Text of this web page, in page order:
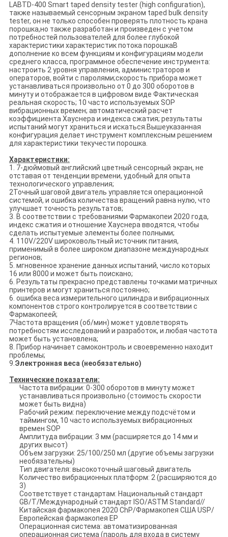
LABTD-400 Smart taped density tester (high configuration),
также называемый сенсорным экраном taped bulk density
tester, он не только способен проверять плотность крана
порошка,но также разработан и произведен с учетом
потребностей пользователей для более глубокой
характеристики характеристик потока порошкаВ
дополнение ко всем функциям и конфигурациям модели
среднего класса, программное обеспечение инструмента:
настроить 2 уровня управления, администраторов и
операторов, войти с паролями;скорость прибора может
устанавливаться произвольно от 0 до 300 оборотов в
минуту и отображается в цифровом виде Фактическая
реальная скорость; 10 часто используемых SOP
вибрационных времен; автоматический расчет
коэффициента Хауснера и индекса сжатия; результаты
испытаний могут храниться и искаться.Вышеуказанная
конфигурация делает инструмент комплексным решением
для характеристики текучести порошка.
Характеристики:
1. 7-дюймовый английский цветный сенсорный экран, не
отставая от тенденции времени, удобный для опыта
технологического управления;
2Точный шаговой двигатель управляется операционной
системой, и ошибка количества вращений равна нулю, что
улучшает точность результатов;
3. В соответствии с требованиями Фармакопеи 2020 года,
индекс сжатия и отношение Хауснера вводятся, чтобы
сделать испытуемые элементы более полными;
4. 110V/220V широковольтный источник питания,
применимый в более широком диапазоне международных
регионов;
5. мгновенное хранение данных испытаний, число которых
16 или 8000 и может быть поискано;
6. Результаты прекрасно представлены точками матричных
принтеров и могут храниться постоянно;
6. ошибка веса измерительного цилиндра и вибрационных
компонентов строго контролируется в соответствии с
Фармакопеей;
7Частота вращения (об/мин) может удовлетворять
потребностям исследований и разработок, и любая частота
может быть установлена;
8. Прибор начинает самоконтроль и своевременно находит
проблемы;
9.Электронная веса (необязательно)
Технические показатели:
Частота вибрации: 0-300 оборотов в минуту может
устанавливаться произвольно (стоимость скорости
может быть видна)
Рабочий режим: переключение между подсчётом и
таймингом, 10 часто используемых вибрационных
времен SOP
Амплитуда вибрации: 3 мм (расширяется до 14 мм и
других высот)
Объем загрузки: 25/100/250 мл (другие объемы загрузки
необязательны)
Тип двигателя: высокоточный шаговый двигатель
Количество вибрационных платформ: 2 (расширяются до
3)
Соответствует стандартам: Национальный стандарт
GB/T/Международный стандарт ISO/ASTM Standard//
Китайская фармакопея 2020 ChP/Фармакопея США USP/
Европейская фармакопея EP
Операционная система: автоматизированная
операционная система (пароль для входа в систему